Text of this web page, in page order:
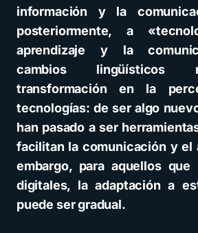
información y la
posteriormente, a
aprendizaje y la
cambios lingüísticos
transformación en la
tecnologías: de ser algo
han pasado a ser
facilitan la comunicación y el
embargo, para aquellos
digitales, la adaptación a
puede ser gradual.